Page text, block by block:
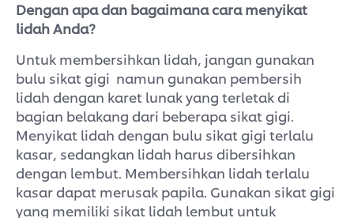
Dengan apa dan bagaimana cara menyikat
lidah Anda?
Untuk membersihkan lidah, jangan gunakan
bulu sikat gigi namun gunakan pembersih
lidah dengan karet lunak yang terletak di
bagian belakang dari beberapa sikat gigi.
Menyikat lidah dengan bulu sikat gigi terlalu
kasar, sedangkan lidah harus dibersihkan
dengan lembut. Membersihkan lidah terlalu
kasar dapat merusak papila. Gunakan sikat gigi
yang memiliki sikat lidah lembut untuk